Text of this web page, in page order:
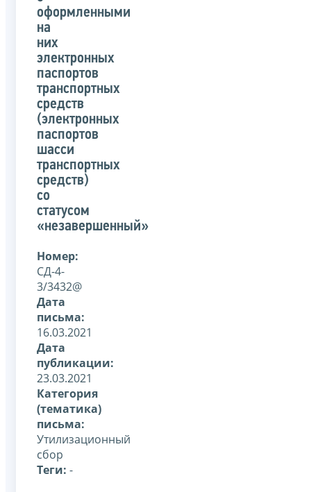
оформленными
на
них
электронных
паспортов
транспортных
средств
(электронных
паспортов
шасси
транспортных
средств)
со
статусом
«незавершенный»
Номер:
СД-4-
3/3432@
Дата
письма:
16.03.2021
Дата
публикации:
23.03.2021
Категория
(тематика)
письма:
Утилизационный
сбор
Теги: -